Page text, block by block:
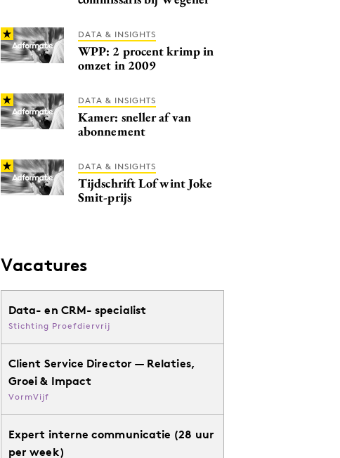
DATA & INSIGHTS
WPP: 2 procent krimp in
omzet in 2009
DATA & INSIGHTS
Kamer: sneller af van
abonnement
DATA & INSIGHTS
Tijdschrift Lof wint Joke
Smit-prijs
Vacatures
Data- en CRM- specialist
Stichting Proefdiervrij
Client Service Director — Relaties,
Groei & Impact
VormVijf
Expert interne communicatie (28 uur
per week)